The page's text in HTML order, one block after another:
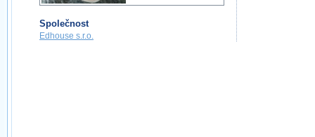
Společnost
Edhouse s.r.o.